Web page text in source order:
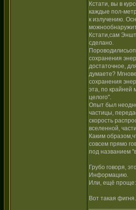
Кстати, вы в
каждые пол-
к излучению.
Кстати,сам
сделано.
сохранения
достаточное,
думаете?
сохранения
эта, по крайней
целого".
Опыт был
частицы,
скорость
вселенной,
Каким
совсем прямо
под названием
Грубо говоря,
Информацию.
Или, ещё проще:
Вот такая